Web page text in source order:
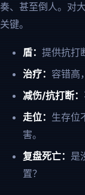
奏、甚至倒人。对
关键。
盾： 提供抗打
治疗： 容错高
减伤/抗打断：
走位： 生存位
害。
复盘死亡： 是
置？